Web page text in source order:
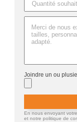
Joindre un ou
En nous envoyant
et notre politique de